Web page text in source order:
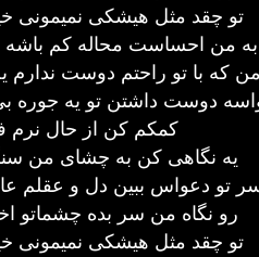
تو چقد مثل هیشکی نمیمونی
به من احساست محاله کم باشه
من که با تو راحتم دوست ندارم
دوست داشتن تو یه جوره
کمکم کن از حال نرم
یه نگاهی کن به چشای من
تو دعواس ببین دل و
رو نگاه من سر بده چشماتو
تو چقد مثل هیشکی نمیمونی